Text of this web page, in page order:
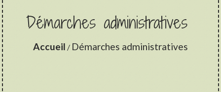
Démarches administratives
Accueil / Démarches administratives